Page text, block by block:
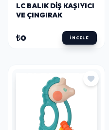
LC BALIK DIŞ KAŞIYICI
VE ÇINGIRAK
₺0 İNCELE